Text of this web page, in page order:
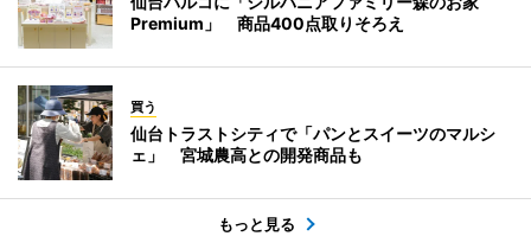
Premium」 商品400点取りそろえ
買う
仙台トラストシティで「パンとスイーツのマルシ
ェ」 宮城農高との開発商品も
もっと見る